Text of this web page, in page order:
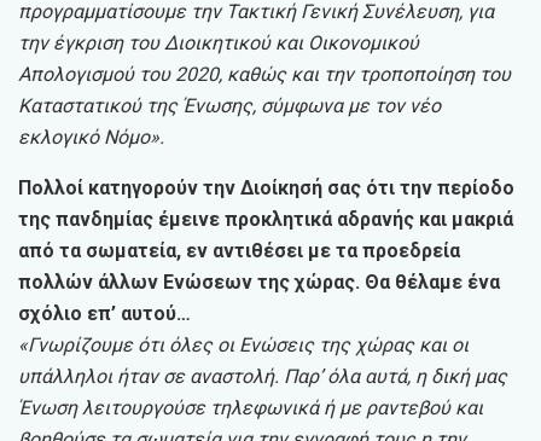
προγραμματίσουμε την Τακτική Γενική Συνέλευση, για
την έγκριση του Διοικητικού και Οικονομικού
Απολογισμού του 2020, καθώς και την τροποποίηση του
Καταστατικού της Ένωσης, σύμφωνα με τον νέο
εκλογικό Νόμο».
Πολλοί κατηγορούν την Διοίκησή σας ότι την περίοδο
της πανδημίας έμεινε προκλητικά αδρανής και μακριά
από τα σωματεία, εν αντιθέσει με τα προεδρεία
πολλών άλλων Ενώσεων της χώρας. Θα θέλαμε ένα
σχόλιο επ’ αυτού…
«Γνωρίζουμε ότι όλες οι Ενώσεις της χώρας και οι
υπάλληλοι ήταν σε αναστολή. Παρ’ όλα αυτά, η δική μας
Ένωση λειτουργούσε τηλεφωνικά ή με ραντεβού και